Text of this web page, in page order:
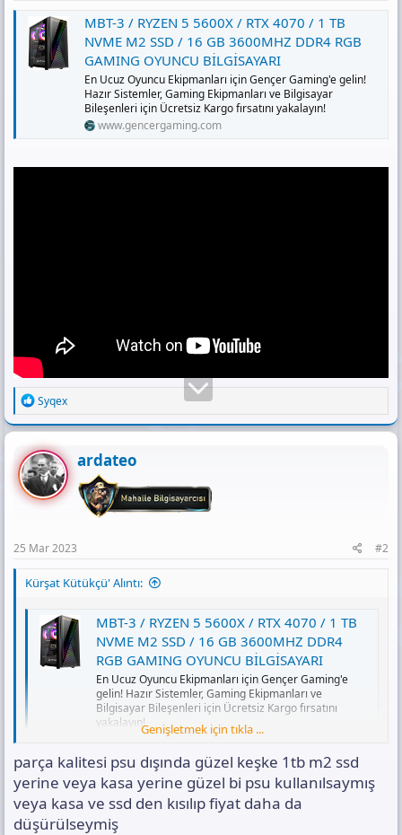
ı
n
K
o
p
y
a
MBT-3 / RYZEN 5 5600X / RTX 4070 / 1 TB
NVME M2 SSD / 16 GB 3600MHZ DDR4 RGB
GAMING OYUNCU BİLGİSAYARI
En Ucuz Oyuncu Ekipmanları için Gençer Gaming'e gelin!
Hazır Sistemler, Gaming Ekipmanları ve Bilgisayar
Bileşenleri için Ücretsiz Kargo fırsatını yakalayın!
www.gencergaming.com
R
e
a
c
t
i
o
n
Syqex
ardateo
25 Mar 2023 #2
Kürşat Kütükçü' Alıntı:
MBT-3 / RYZEN 5 5600X / RTX 4070 / 1 TB
NVME M2 SSD / 16 GB 3600MHZ DDR4
RGB GAMING OYUNCU BİLGİSAYARI
En Ucuz Oyuncu Ekipmanları için Gençer Gaming'e
gelin! Hazır Sistemler, Gaming Ekipmanları ve
Bilgisayar Bileşenleri için Ücretsiz Kargo fırsatını
yakalayın!
www.gencergaming.com
Genişletmek için tıkla ...
parça kalitesi psu dışında güzel keşke 1tb m2 ssd
yerine veya kasa yerine güzel bi psu kullanılsaymış
veya kasa ve ssd den kısılıp fiyat daha da
düşürülseymiş